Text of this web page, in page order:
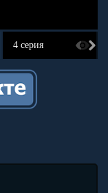
4 серия